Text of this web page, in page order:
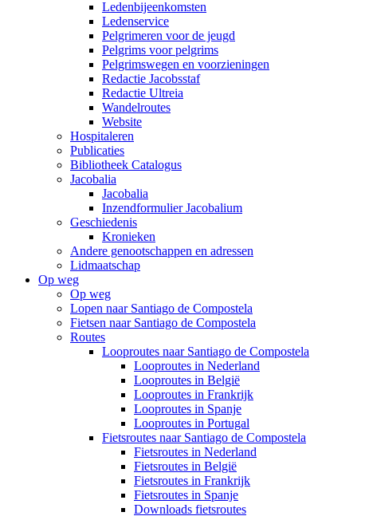
Ledenbijeenkomsten
Ledenservice
Pelgrimeren voor de jeugd
Pelgrims voor pelgrims
Pelgrimswegen en voorzieningen
Redactie Jacobsstaf
Redactie Ultreia
Wandelroutes
Website
Hospitaleren
Publicaties
Bibliotheek Catalogus
Jacobalia
Jacobalia
Inzendformulier Jacobalium
Geschiedenis
Kronieken
Andere genootschappen en adressen
Lidmaatschap
Op weg
Op weg
Lopen naar Santiago de Compostela
Fietsen naar Santiago de Compostela
Routes
Looproutes naar Santiago de Compostela
Looproutes in Nederland
Looproutes in België
Looproutes in Frankrijk
Looproutes in Spanje
Looproutes in Portugal
Fietsroutes naar Santiago de Compostela
Fietsroutes in Nederland
Fietsroutes in België
Fietsroutes in Frankrijk
Fietsroutes in Spanje
Downloads fietsroutes